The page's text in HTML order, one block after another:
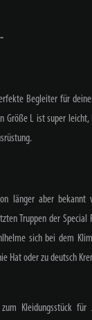
Begleiter für
Größe L ist super
länger aber
Truppen der
sich bei dem
Hat oder zu deutsch
Kleidungsstück